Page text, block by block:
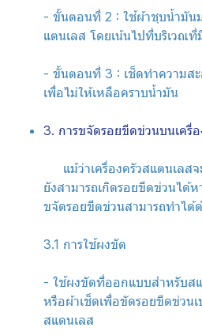
- ขั้นตอนที่ 2 : ใช้ผ้าชุบน้ำมัน
แตนเลส โดยเน้นไปที่บริเวณ
- ขั้นตอนที่ 3 : เช็ดทำความส
เพื่อไม่ให้เหลือคราบน้ำมัน
3. การขจัดรอยขีดข่วนบนเครื่
แม้ว่าเครื่องครัวสแตนเลส
ยังสามารถเกิดรอยขีดข่วนได้
ขจัดรอยขีดข่วนสามารถทำได้
3.1 การใช้ผงขัด
- ใช้ผงขัดที่ออกแบบสำหรับส
หรือผ้าเช็ดเพื่อขัดรอยขีดข่วน
สแตนเลส